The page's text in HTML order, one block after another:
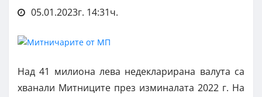
05.01.2023г. 14:31ч.
Над 41 милиона лева недекларирана валута са
хванали Митниците през изминалата 2022 г. На